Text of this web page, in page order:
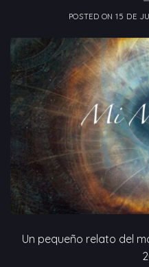
POSTED ON15 DE
Un pequeño relato del